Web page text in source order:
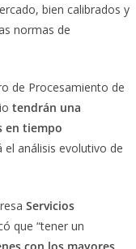
bien calibrados y
normas de
de Procesamiento de
tendrán una
en tiempo
análisis evolutivo de
Servicios
que “tener un